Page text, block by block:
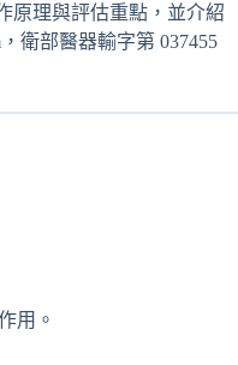
原理與評估重點，並介紹
衛部醫器輸字第 037455
用。